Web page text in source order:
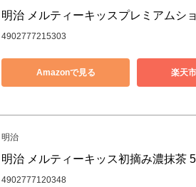
明治 メルティーキッスプレミアムシ
4902777215303
Amazonで見る 楽天
明治
明治 メルティーキッス初摘み濃抹茶
4902777120348